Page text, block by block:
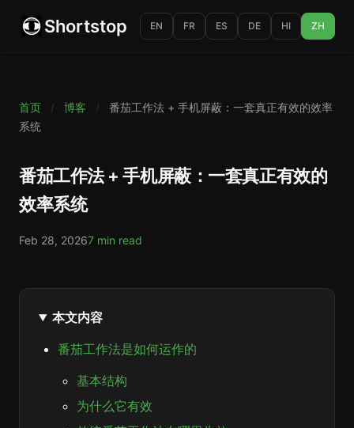
Shortstop EN FR ES DE HI ZH
首页 / 博客 /
番茄工作法 + 手机屏蔽：一套真正有效的效率
系统
番茄工作法 + 手机屏蔽：一套真正有效的
效率系统
Feb 28, 20267 min read
本文内容
番茄工作法是如何运作的
基本结构
为什么它有效